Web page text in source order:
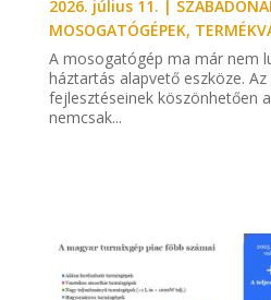
2026. július 11. |
MOSOGATÓGÉPEK,
A mosogatógép ma már nem
háztartás alapvető eszköze.
fejlesztéseinek köszönhetően
nemcsak...